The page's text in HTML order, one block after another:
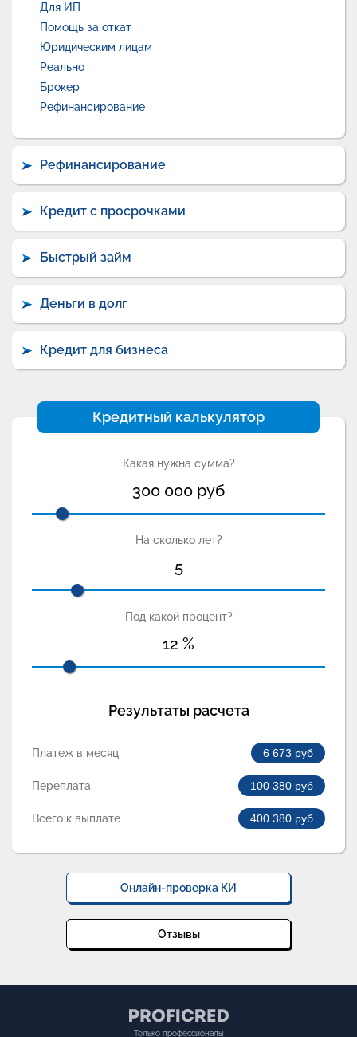
Для ИП
Помощь за откат
Юридическим лицам
Реально
Брокер
Рефинансирование
Рефинансирование
Кредит с просрочками
Быстрый займ
Деньги в долг
Кредит для бизнеса
Кредитный калькулятор
Какая нужна сумма?
300 000 руб
На сколько лет?
5
Под какой процент?
12 %
Результаты расчета
Платеж в месяц 6 673 руб
Переплата 100 380 руб
Всего к выплате 400 380 руб
Онлайн-проверка КИ
Отзывы
Только профессионалы